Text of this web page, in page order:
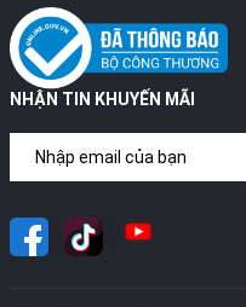
NHẬN TIN KHUYẾN MÃI